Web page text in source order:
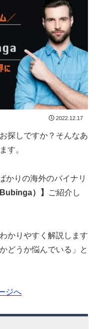
2022.12.17
探しですか？そんなあ
す。
かりの海外のバイナリ
）】
ご紹介し
かりやすく解説します
どうか悩んでいる」と
ジへ